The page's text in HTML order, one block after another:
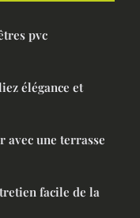
pvc
élégance et
avec une terrasse
facile de la